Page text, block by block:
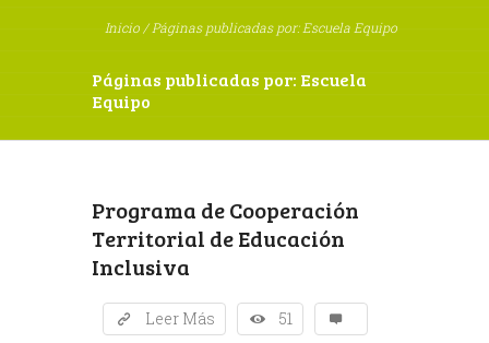
Inicio/Páginas publicadas por: Escuela Equipo
Páginas publicadas por: Escuela
Equipo
Programa de Cooperación
Territorial de Educación
Inclusiva
Leer Más 51